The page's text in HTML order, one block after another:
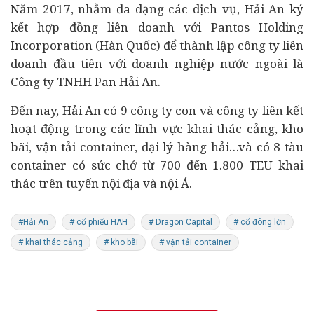
Năm 2017, nhằm đa dạng các dịch vụ, Hải An ký
kết hợp đồng liên doanh với Pantos Holding
Incorporation (Hàn Quốc) để thành lập công ty liên
doanh đầu tiên với doanh nghiệp nước ngoài là
Công ty TNHH Pan Hải An.
Đến nay, Hải An có 9 công ty con và công ty liên kết
hoạt động trong các lĩnh vực khai thác cảng, kho
bãi, vận tải container, đại lý hàng hải…và có 8 tàu
container có sức chở từ 700 đến 1.800 TEU khai
thác trên tuyến nội địa và nội Á.
#Hải An # cổ phiếu HAH # Dragon Capital # cổ đông lớn
# khai thác cảng # kho bãi # vận tải container